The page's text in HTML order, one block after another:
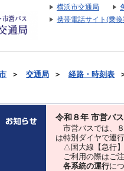
横浜市交通局
携帯電話サイト(乗
＞ 交通局 ＞ 経路・時刻表
令和８年 市営バ
市営バスでは、
は特別ダイヤで運⾏
△国大線【急行】
ご利用の際はご注
各系統の運行に